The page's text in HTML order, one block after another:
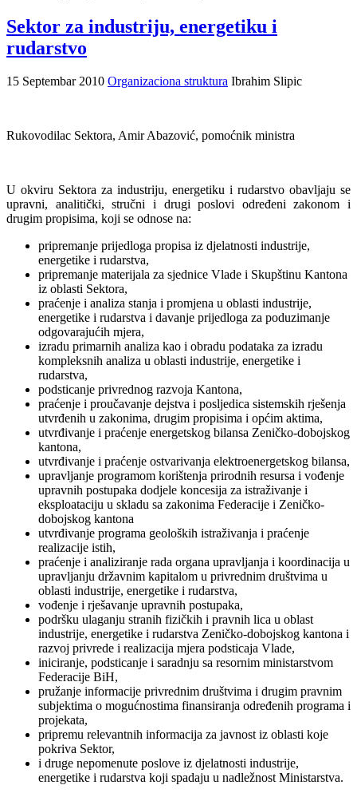
Sektor za industriju, energetiku i
rudarstvo
15 Septembar 2010 Organizaciona struktura Ibrahim Slipic
Rukovodilac Sektora, Amir Abazović, pomoćnik ministra
U okviru Sektora za industriju, energetiku i rudarstvo obavljaju se
upravni, analitički, stručni i drugi poslovi određeni zakonom i
drugim propisima, koji se odnose na:
pripremanje prijedloga propisa iz djelatnosti industrije,
energetike i rudarstva,
pripremanje materijala za sjednice Vlade i Skupštinu Kantona
iz oblasti Sektora,
praćenje i analiza stanja i promjena u oblasti industrije,
energetike i rudarstva i davanje prijedloga za poduzimanje
odgovarajućih mjera,
izradu primarnih analiza kao i obradu podataka za izradu
kompleksnih analiza u oblasti industrije, energetike i
rudarstva,
podsticanje privrednog razvoja Kantona,
praćenje i proučavanje dejstva i posljedica sistemskih rješenja
utvrđenih u zakonima, drugim propisima i općim aktima,
utvrđivanje i praćenje energetskog bilansa Zeničko-dobojskog
kantona,
utvrđivanje i praćenje ostvarivanja elektroenergetskog bilansa,
upravljanje programom korištenja prirodnih resursa i vođenje
upravnih postupaka dodjele koncesija za istraživanje i
eksploataciju u skladu sa zakonima Federacije i Zeničko-
dobojskog kantona
utvrđivanje programa geoloških istraživanja i praćenje
realizacije istih,
praćenje i analiziranje rada organa upravljanja i koordinacija u
upravljanju državnim kapitalom u privrednim društvima u
oblasti industrije, energetike i rudarstva,
vođenje i rješavanje upravnih postupaka,
podršku ulaganju stranih fizičkih i pravnih lica u oblast
industrije, energetike i rudarstva Zeničko-dobojskog kantona i
razvoj privrede i realizacija mjera podsticaja Vlade,
iniciranje, podsticanje i saradnju sa resornim ministarstvom
Federacije BiH,
pružanje informacije privrednim društvima i drugim pravnim
subjektima o mogućnostima finansiranja određenih programa i
projekata,
pripremu relevantnih informacija za javnost iz oblasti koje
pokriva Sektor,
i druge nepomenute poslove iz djelatnosti industrije,
energetike i rudarstva koji spadaju u nadležnost Ministarstva.